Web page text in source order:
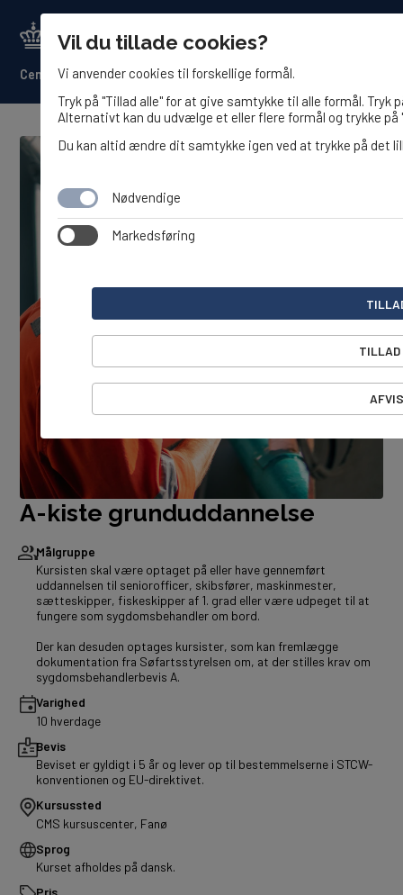
Center for det Maritime Sundhedsvæsen
A-kiste grunduddannelse
Målgruppe
Kursisten skal være optaget på eller have gennemført
uddannelsen til seniorofficer, skibsfører, maskinmester,
sætteskipper, fiskeskipper af 1. grad eller være udpeget til at
fungere som sygdomsbehandler om bord.
Der kan desuden optages kursister, som kan fremlægge
dokumentation fra Søfartsstyrelsen om, at der stilles krav om
sygdomsbehandlerbevis A.
Varighed
10 hverdage
Bevis
Beviset er gyldigt i 5 år og lever op til bestemmelserne i STCW-
konventionen og EU-direktivet.
Kursussted
CMS kursuscenter, Fanø
Sprog
Kurset afholdes på dansk.
Pris
Vil du tillade cookies?
Vi anvender cookies til forskellige formål.
Tryk på "Tillad alle" for at give samtykke til alle formål. Tryk
Alternativt kan du udvælge et eller flere formål og trykke på
Du kan altid ændre dit samtykke igen ved at trykke på det
Nødvendige
Markedsføring
TILLAD